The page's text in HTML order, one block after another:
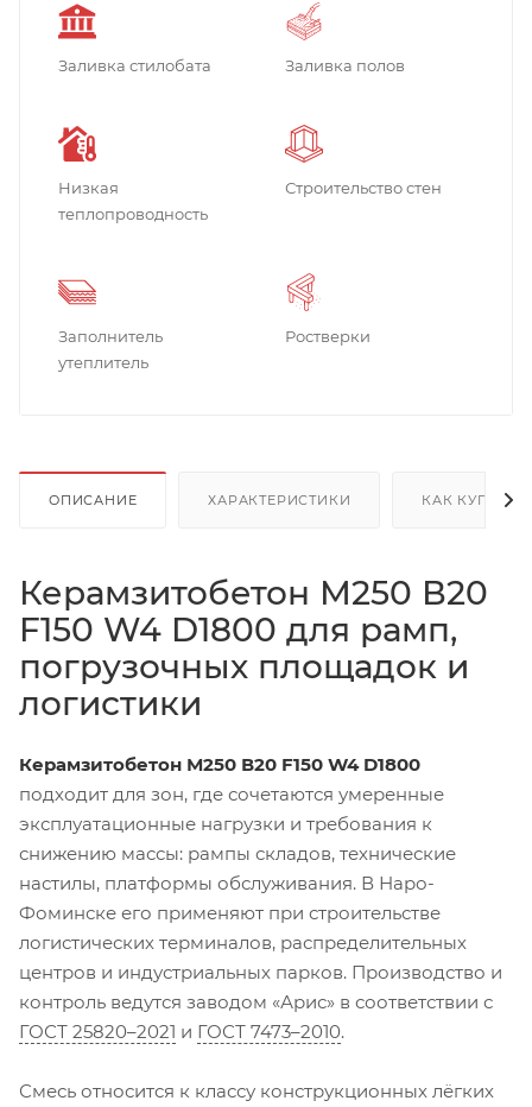
Заливка стилобата Заливка полов
Низкая
теплопроводность
Строительство стен
Заполнитель
утеплитель
Ростверки
ОПИСАНИЕ ХАРАКТЕРИСТИКИ КАК КУПИТЬ
Керамзитобетон М250 В20
F150 W4 D1800 для рамп,
погрузочных площадок и
логистики
Керамзитобетон М250 В20 F150 W4 D1800
подходит для зон, где сочетаются умеренные
эксплуатационные нагрузки и требования к
снижению массы: рампы складов, технические
настилы, платформы обслуживания. В Наро-
Фоминске его применяют при строительстве
логистических терминалов, распределительных
центров и индустриальных парков. Производство и
контроль ведутся заводом «Арис» в соответствии с
ГОСТ 25820–2021 и ГОСТ 7473–2010.
Смесь относится к классу конструкционных лёгких